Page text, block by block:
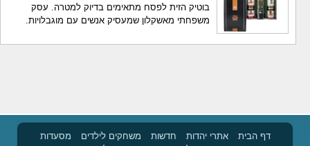
בוטיק הזית לפסח מתאימים בדיוק למטרה. עסק
משפחתי מאשקלון שמעסיק אנשים עם מוגבלויות.
דף הבית אתרי יהדות חדשות משחקים לילדים
מסעדות